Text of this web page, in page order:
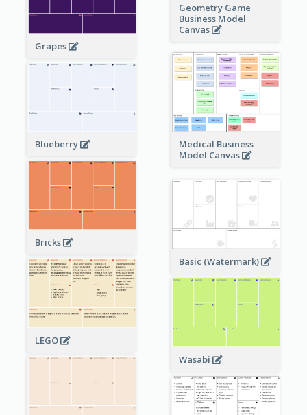
Geometry Game
Business Model
Canvas
Grapes
Medical Business
Model Canvas
Blueberry
Bricks
Basic (Watermark)
LEGO
Wasabi